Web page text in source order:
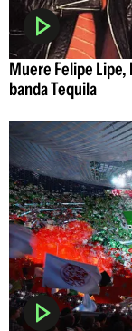
Muere Felipe
banda Tequila